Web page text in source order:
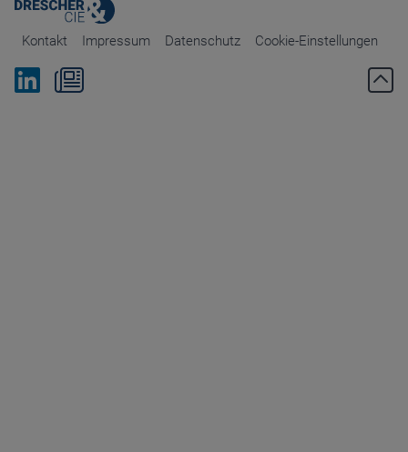
Kontakt Impressum Datenschutz Cookie-Einstellungen
Bei Linkedin folgen
Zum Newsletter anmelden